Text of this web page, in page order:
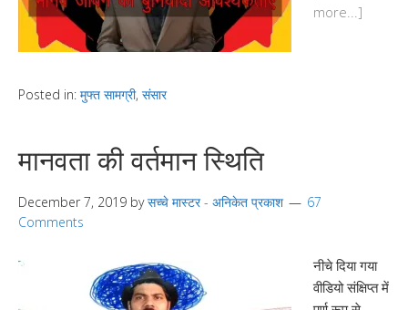
more...]
Posted in: मुफ्त सामग्री, संसार
मानवता की वर्तमान स्थिति
December 7, 2019 byसच्चे मास्टर - अनिकेत प्रकाश
67
Comments
नीचे दिया गया
वीडियो संक्षिप्त में